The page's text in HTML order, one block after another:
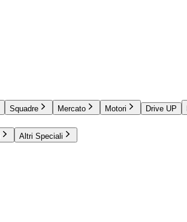
Squadre Mercato Motori Drive UP
Altri Speciali